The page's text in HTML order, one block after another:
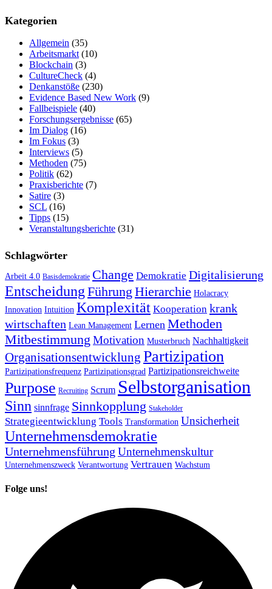
Kategorien
Allgemein (35)
Arbeitsmarkt (10)
Blockchain (3)
CultureCheck (4)
Denkanstöße (230)
Evidence Based New Work (9)
Fallbeispiele (40)
Forschungsergebnisse (65)
Im Dialog (16)
Im Fokus (3)
Interviews (5)
Methoden (75)
Politik (62)
Praxisberichte (7)
Satire (3)
SCL (16)
Tipps (15)
Veranstaltungsberichte (31)
Schlagwörter
Arbeit 4.0 Basisdemokratie Change Demokratie Digitalisierung
Entscheidung Führung Hierarchie Holacracy
Innovation Intuition Komplexität Kooperation krank
wirtschaften Lean Management Lernen Methoden
Mitbestimmung Motivation Musterbruch Nachhaltigkeit
Organisationsentwicklung Partizipation
Partizipationsfrequenz Partizipationsgrad Partizipationsreichweite
Purpose Recruiting Scrum Selbstorganisation
Sinn sinnfrage Sinnkopplung Stakeholder
Strategieentwicklung Tools Transformation Unsicherheit
Unternehmensdemokratie
Unternehmensführung Unternehmenskultur
Unternehmenszweck Verantwortung Vertrauen Wachstum
Folge uns!